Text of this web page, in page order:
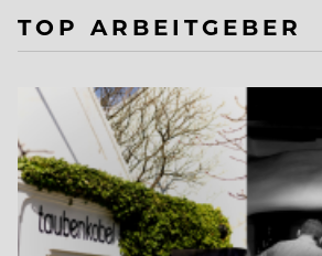
TOP ARBEITGEBER